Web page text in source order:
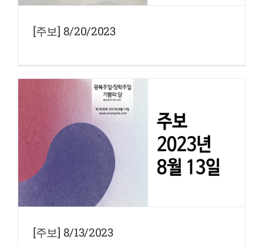
[주보] 8/20/2023
[주보] 8/13/2023